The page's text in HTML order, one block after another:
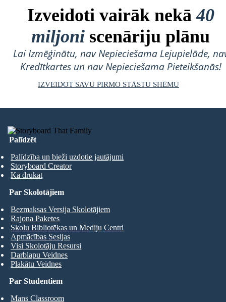
Izveidoti vairāk nekā40
miljoni scenāriju plānu
Lai Izmēģinātu, nav Nepieciešama Lejupielāde,
Kredītkartes un nav Nepieciešama Pieteikšanās!
IZVEIDOT SAVU PIRMO STĀSTU SHĒMU
Palīdzēt
Palīdzība un bieži uzdotie jautājumi
Storyboard Creator
Kā drukāt
Par Studentiem
Mans Classroom
Par Skolotājiem
Bezmaksas Versija Skolotājiem
Rajona Paketes
Skolu Bibliotēkas un Mediju Centri
Apmācības Sesijas
Visi Skolotāju Resursi
Darblapu Veidnes
Plakātu Veidnes